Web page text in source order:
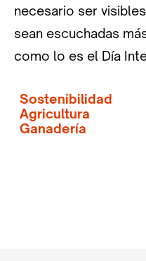
necesario ser
sean escuchadas
como lo es el Día
Sostenibilidad
Agricultura
Ganadería